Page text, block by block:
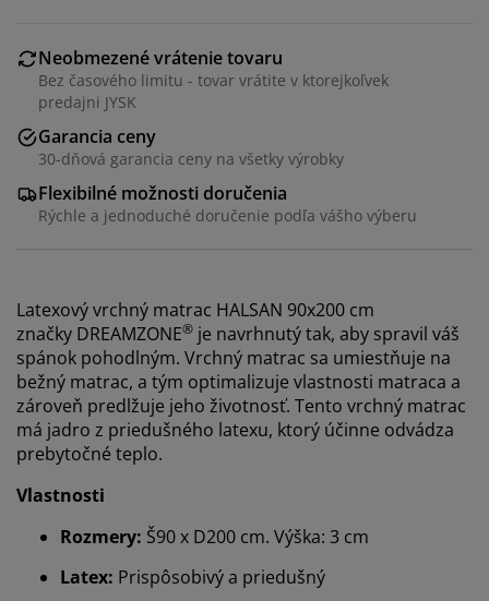
Neobmezené vrátenie tovaru
Bez časového limitu - tovar vrátite v ktorejkoľvek
predajni JYSK
Garancia ceny
30-dňová garancia ceny na všetky výrobky
Flexibilné možnosti doručenia
Rýchle a jednoduché doručenie podľa vášho výberu
Latexový vrchný matrac HALSAN 90x200 cm
značky DREAMZONE® je navrhnutý tak, aby spravil váš
spánok pohodlným. Vrchný matrac sa umiestňuje na
bežný matrac, a tým optimalizuje vlastnosti matraca a
zároveň predlžuje jeho životnosť. Tento vrchný matrac
má jadro z priedušného latexu, ktorý účinne odvádza
prebytočné teplo.
Vlastnosti
Rozmery: Š90 x D200 cm. Výška: 3 cm
Latex: Prispôsobivý a priedušný
Prispôsobujeme váš zážitok